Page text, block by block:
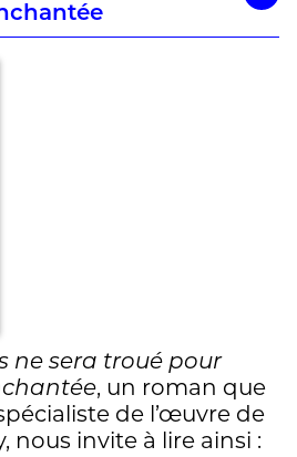
ne sera troué pour
, un roman que
de l’œuvre de
nous invite à lire ainsi :